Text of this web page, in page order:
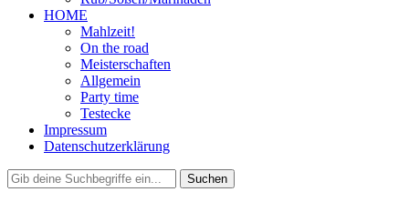
HOME
Mahlzeit!
On the road
Meisterschaften
Allgemein
Party time
Testecke
Impressum
Datenschutzerklärung